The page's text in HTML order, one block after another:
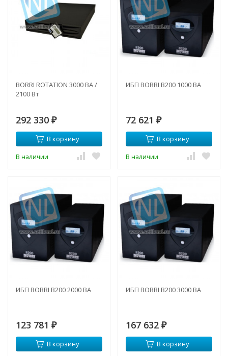
BORRI ROTATION 3000 ВА /
2100 Вт
292 330 ₽
В корзину
В наличии
ИБП BORRI B200 1000 ВА
72 621 ₽
В корзину
В наличии
ИБП BORRI B200 2000 ВА
123 781 ₽
В корзину
ИБП BORRI B200 3000 ВА
167 632 ₽
В корзину